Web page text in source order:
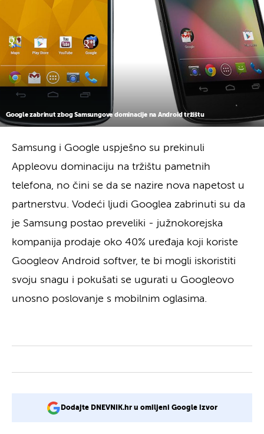
Google zabrinut zbog Samsungove dominacije na Android tržištu
Samsung i Google uspješno su prekinuli
Appleovu dominaciju na tržištu pametnih
telefona, no čini se da se nazire nova napetost u
partnerstvu. Vodeći ljudi Googlea zabrinuti su da
je Samsung postao preveliki - južnokorejska
kompanija prodaje oko 40% uređaja koji koriste
Googleov Android softver, te bi mogli iskoristiti
svoju snagu i pokušati se ugurati u Googleovo
unosno poslovanje s mobilnim oglasima.
Dodajte DNEVNIK.hr u omiljeni Google izvor